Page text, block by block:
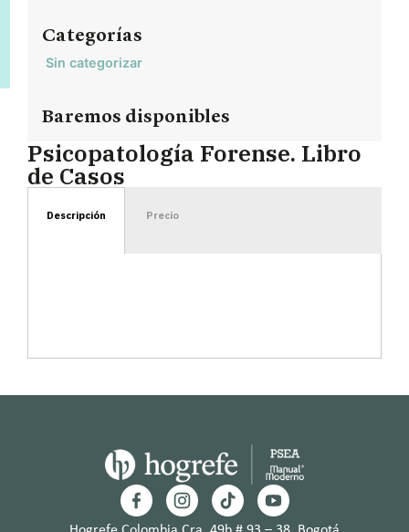
Categorías
Sin categorizar
Baremos disponibles
Psicopatología Forense. Libro
de Casos
Descripción Precio